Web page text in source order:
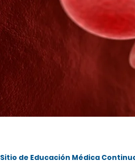
Sitio de Educación Médica